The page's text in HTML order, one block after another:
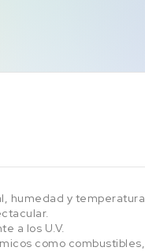
humedad y
a los U.V.
como